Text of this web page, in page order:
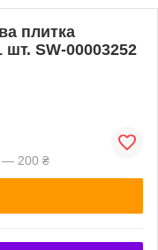
плитка
SW-00003252
— 200 ₴